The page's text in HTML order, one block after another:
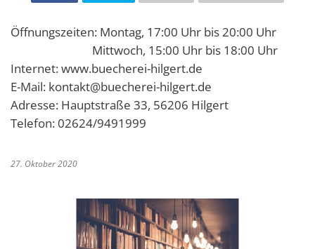
Öffnungszeiten: Montag, 17:00 Uhr bis 20:00 Uhr
Mittwoch, 15:00 Uhr bis 18:00 Uhr
Internet: www.buecherei-hilgert.de
E-Mail: kontakt@buecherei-hilgert.de
Adresse: Hauptstraße 33, 56206 Hilgert
Telefon: 02624/9491999
27. Oktober 2020